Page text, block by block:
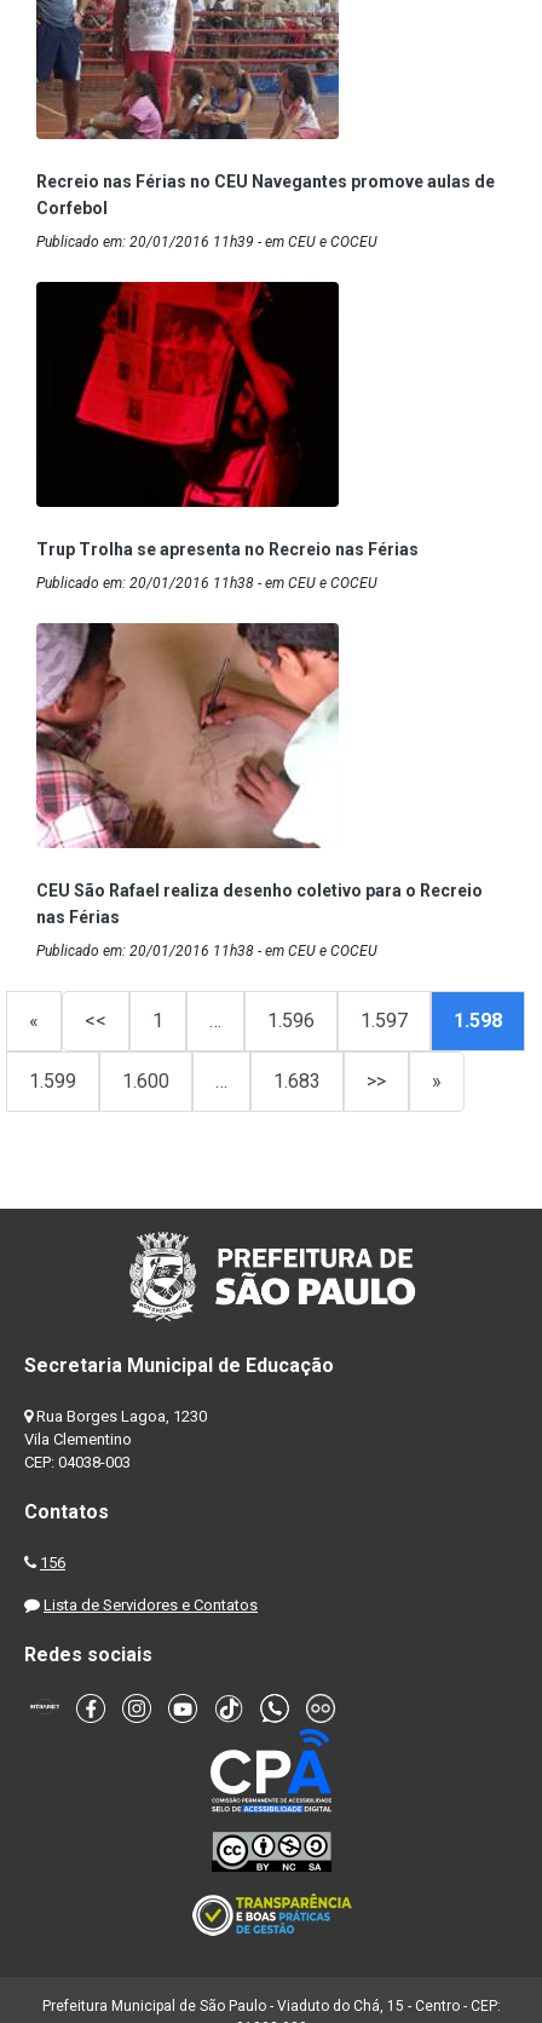
Recreio nas Férias no CEU Navegantes promove aulas de
Corfebol
Publicado em: 20/01/2016 11h39 - em CEU e COCEU
Trup Trolha se apresenta no Recreio nas Férias
Publicado em: 20/01/2016 11h38 - em CEU e COCEU
CEU São Rafael realiza desenho coletivo para o Recreio
nas Férias
Publicado em: 20/01/2016 11h38 - em CEU e COCEU
« << 1 … 1.596 1.597 1.598
1.599 1.600 … 1.683 >> »
Secretaria Municipal de Educação
Rua Borges Lagoa, 1230
Vila Clementino
CEP: 04038-003
Contatos
156
Lista de Servidores e Contatos
Redes sociais
Prefeitura Municipal de São Paulo - Viaduto do Chá, 15 - Centro - CEP: